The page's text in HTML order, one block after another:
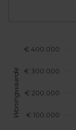
€ 100.000
€ 200.000
€ 300.000
€ 400.000
Woningwaarde